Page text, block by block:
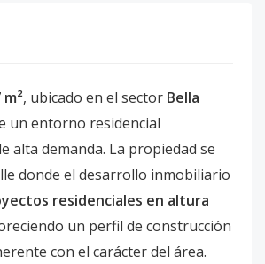
m², ubicado en el sector Bella
un entorno residencial
alta demanda. La propiedad se
donde el desarrollo inmobiliario
residenciales en altura
un perfil de construcción
con el carácter del área.